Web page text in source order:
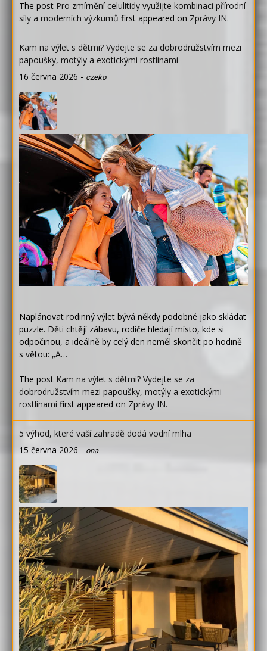
The post Pro zmírnění celulitidy využijte kombinaci přírodní
síly a moderních výzkumů first appeared on Zprávy IN.
Kam na výlet s dětmi? Vydejte se za dobrodružstvím mezi
papoušky, motýly a exotickými rostlinami
16 června 2026 - czeko
Naplánovat rodinný výlet bývá někdy podobné jako skládat
puzzle. Děti chtějí zábavu, rodiče hledají místo, kde si
odpočinou, a ideálně by celý den neměl skončit po hodině
s větou: „A…
The post Kam na výlet s dětmi? Vydejte se za
dobrodružstvím mezi papoušky, motýly a exotickými
rostlinami first appeared on Zprávy IN.
5 výhod, které vaší zahradě dodá vodní mlha
15 června 2026 - ona